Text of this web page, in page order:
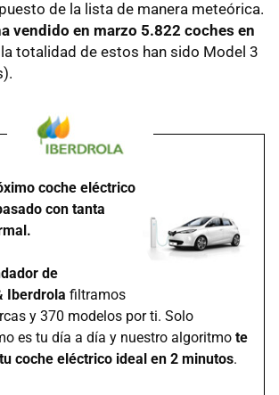
de la lista de manera meteórica.
vendido en marzo 5.822 coches en
la totalidad de estos han sido Model 3
coche eléctrico
con tanta
de
Iberdrola filtramos
y 370 modelos por ti. Solo
es tu día a día y nuestro algoritmo te
coche eléctrico ideal en 2 minutos.